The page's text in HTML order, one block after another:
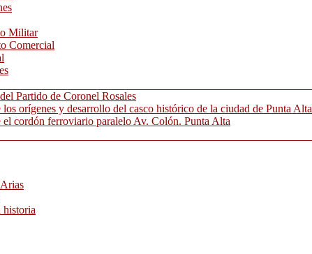
Militar
Comercial
Partido de Coronel Rosales
orígenes y desarrollo del casco histórico de la ciudad de Punta Alta
el cordón ferroviario paralelo Av. Colón. Punta Alta
historia